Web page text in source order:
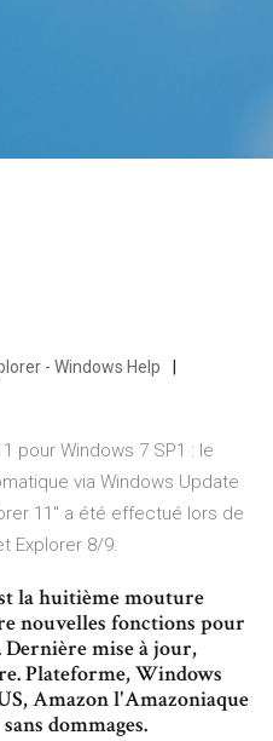
- Windows Help
pour Windows 7 SP1 : le
via Windows Update
11" a été effectué lors de
Explorer 8/9.
la huitième mouture
nouvelles fonctions pour
Dernière mise à jour,
Plateforme, Windows
Amazon l'Amazoniaque
dommages.